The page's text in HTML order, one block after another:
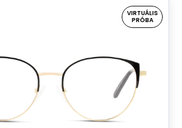
VIRTUÁLIS
PRÓBA